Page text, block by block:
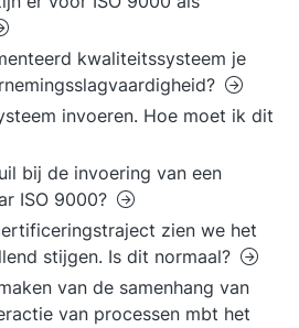
kwaliteitssysteem je
invoeren. Hoe moet ik dit
bij de invoering van een
ISO 9000?
zien we het
stijgen. Is dit normaal?
van de samenhang van
van processen mbt het